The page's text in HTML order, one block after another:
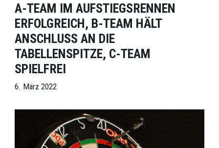
A-TEAM IM AUFSTIEGSRENNEN
ERFOLGREICH, B-TEAM HÄLT
ANSCHLUSS AN DIE
TABELLENSPITZE, C-TEAM
SPIELFREI
6. März 2022